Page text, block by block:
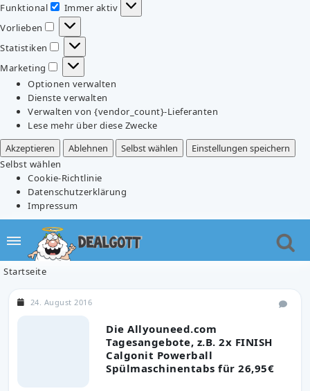
Funktional
Funktional
Immer aktiv
Vorlieben
Vorlieben
Statistiken
Statistiken
Marketing
Marketing
Optionen verwalten
Dienste verwalten
Verwalten von {vendor_count}-Lieferanten
Lese mehr über diese Zwecke
Akzeptieren
Ablehnen Selbst wählen
Einstellungen speichern
Selbst wählen
Cookie-Richtlinie
Datenschutzerklärung
Impressum
Startseite
Die Allyouneed.com
Tagesangebote, z.B. 2x FINISH
Calgonit Powerball
Spülmaschinentabs für 26,95€
24. August 2016